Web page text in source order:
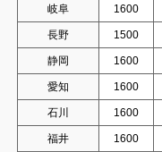
岐阜 1600
長野 1500
静岡 1600
愛知 1600
石川 1600
福井 1600